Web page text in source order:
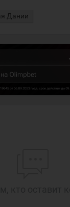
Дании